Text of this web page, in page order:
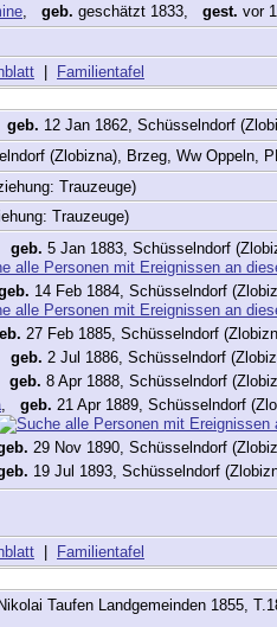
geb. geschätzt 1833, gest. vor
| Familientafel
geb. 12 Jan 1862, Schüsselndorf
(Zlobizna), Brzeg, Ww Oppeln,
Trauzeuge)
Trauzeuge)
geb. 5 Jan 1883, Schüsselndorf
14 Feb 1884, Schüsselndorf
27 Feb 1885, Schüsselndorf
geb. 2 Jul 1886, Schüsselndorf
geb. 8 Apr 1888, Schüsselndorf
geb. 21 Apr 1889, Schüsselndorf
29 Nov 1890, Schüsselndorf
19 Jul 1893, Schüsselndorf
| Familientafel
Taufen Landgemeinden 1855,